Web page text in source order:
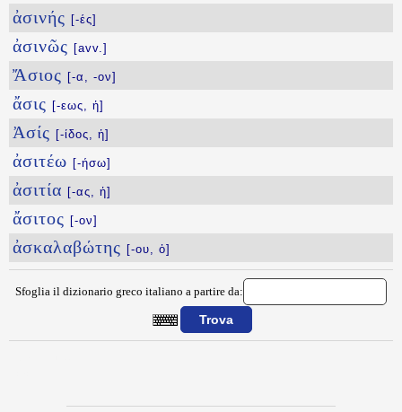
ἀσινής [-ές]
ἀσινῶς [avv.]
Ἄσιος [-α, -ον]
ἄσις [-εως, ἡ]
Ἀσίς [-ίδος, ἡ]
ἀσιτέω [-ήσω]
ἀσιτία [-ας, ἡ]
ἄσιτος [-ον]
ἀσκαλαβώτης [-ου, ὁ]
Sfoglia il dizionario greco italiano a partire da: